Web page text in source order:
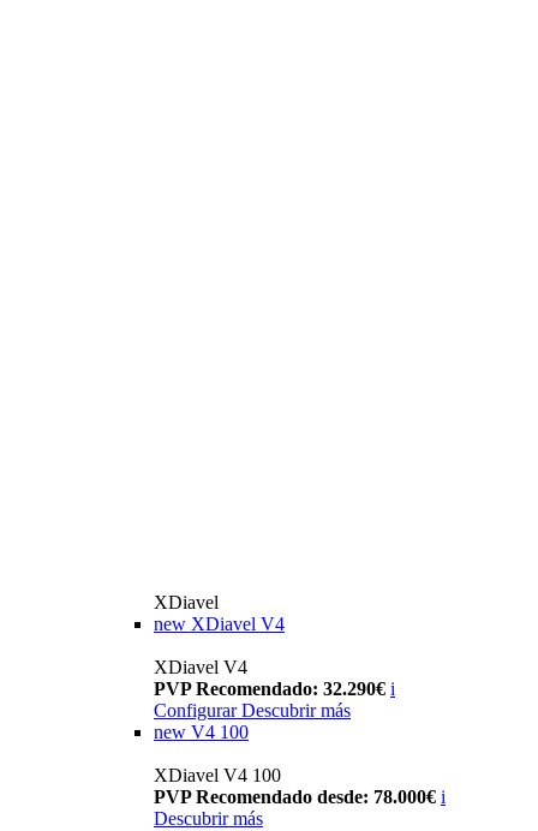
XDiavel
new XDiavel V4
XDiavel V4
PVP Recomendado: 32.290€ i
Configurar Descubrir más
new V4 100
XDiavel V4 100
PVP Recomendado desde: 78.000€ i
Descubrir más